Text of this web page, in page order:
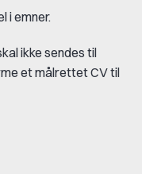
i emner.
ikke sendes til
et målrettet CV til